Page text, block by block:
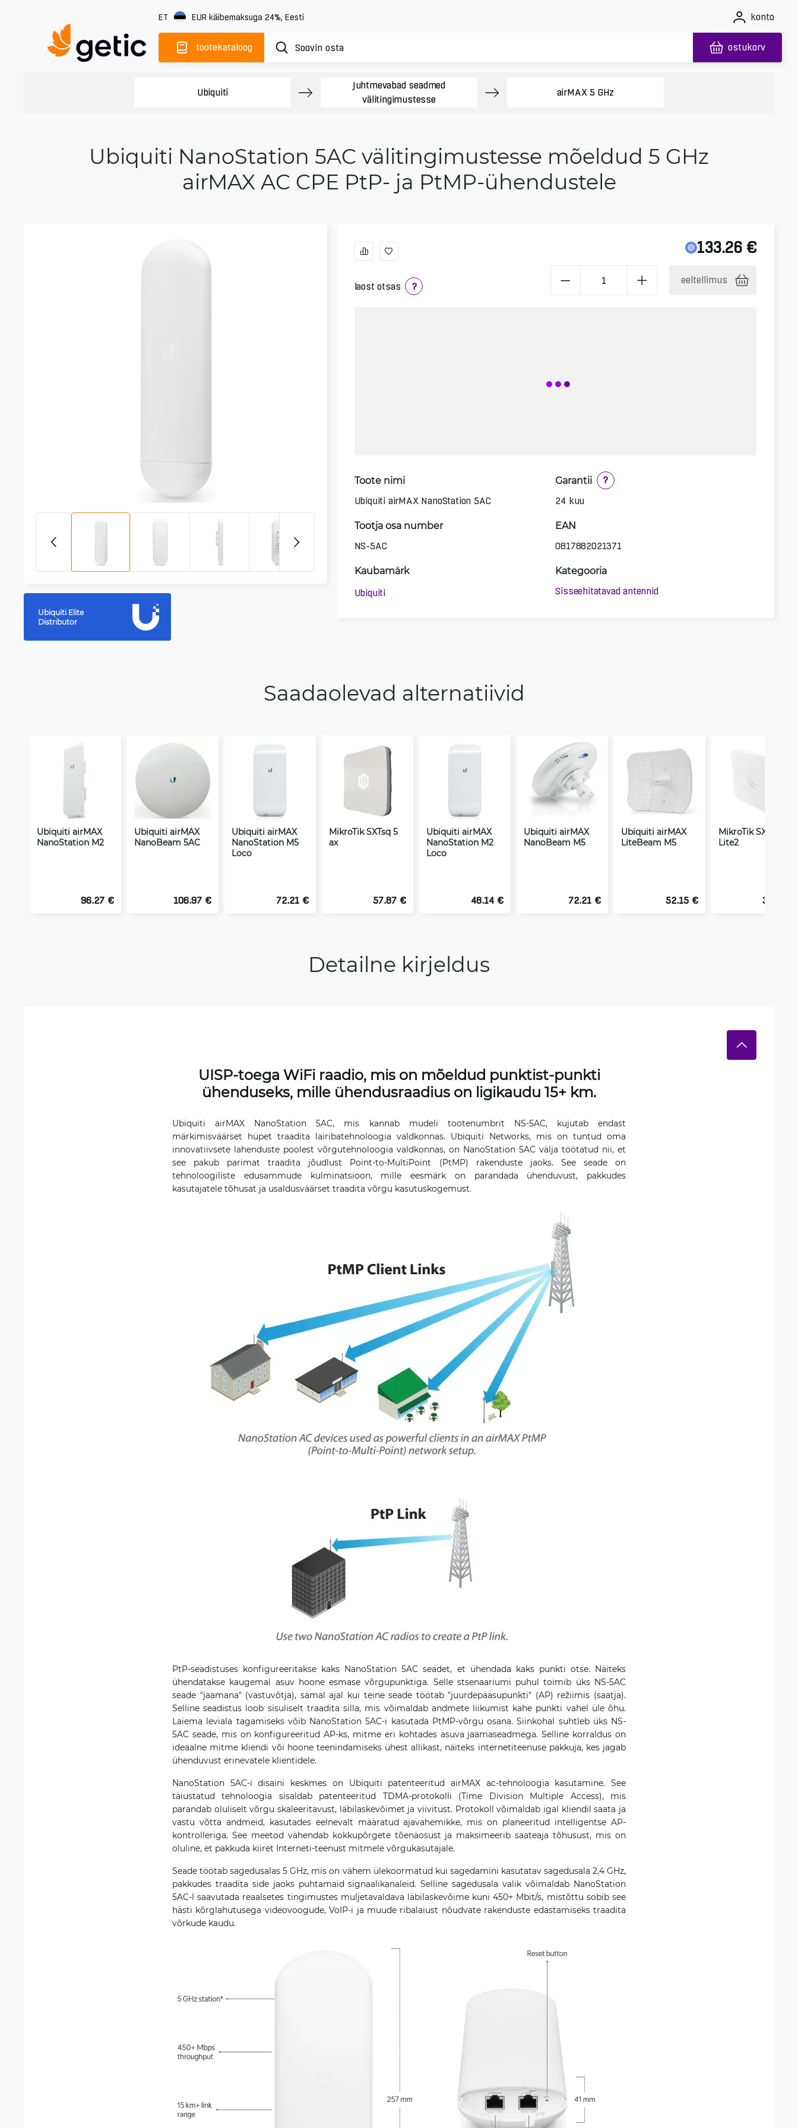
ET EUR käibemaksuga 24%, Eesti konto
tootekataloog ostukorv
Ubiquiti
Juhtmevabad seadmed
välitingimustesse
airMAX 5 GHz
Ubiquiti NanoStation 5AC välitingimustesse mõeldud 5 GHz
airMAX AC CPE PtP- ja PtMP-ühendustele
Ubiquiti Elite
Distributor
laost otsas ?
133.26 €
eeltellimus
Toote nimi
Ubiquiti airMAX NanoStation 5AC
Garantii
?
24 kuu
Tootja osa number
NS-5AC
EAN
0817882021371
Kaubamärk
Ubiquiti
Kategooria
Sisseehitatavad antennid
Saadaolevad alternatiivid
Ubiquiti airMAX
NanoStation M2
96.27 €
Ubiquiti airMAX
NanoBeam 5AC
106.97 €
Ubiquiti airMAX
NanoStation M5
Loco
72.21 €
MikroTik SXTsq 5
ax
57.87 €
Ubiquiti airMAX
NanoStation M2
Loco
48.14 €
Ubiquiti airMAX
NanoBeam M5
72.21 €
Ubiquiti airMAX
LiteBeam M5
52.15 €
MikroTik SXTsq
Lite2
38.25 €
Detailne kirjeldus
UISP-toega WiFi raadio, mis on mõeldud punktist-punkti
ühenduseks, mille ühendusraadius on ligikaudu 15+ km.
Ubiquiti airMAX NanoStation 5AC, mis kannab mudeli tootenumbrit NS-5AC, kujutab endast
märkimisväärset hüpet traadita lairibatehnoloogia valdkonnas. Ubiquiti Networks, mis on tuntud oma
innovatiivsete lahenduste poolest võrgutehnoloogia valdkonnas, on NanoStation 5AC välja töötatud nii, et
see pakub parimat traadita jõudlust Point-to-MultiPoint (PtMP) rakenduste jaoks. See seade on
tehnoloogiliste edusammude kulminatsioon, mille eesmärk on parandada ühenduvust, pakkudes
kasutajatele tõhusat ja usaldusväärset traadita võrgu kasutuskogemust.
PtP-seadistuses konfigureeritakse kaks NanoStation 5AC seadet, et ühendada kaks punkti otse. Näiteks
ühendatakse kaugemal asuv hoone esmase võrgupunktiga. Selle stsenaariumi puhul toimib üks NS-5AC
seade "jaamana" (vastuvõtja), samal ajal kui teine seade töötab "juurdepääsupunkti" (AP) režiimis (saatja).
Selline seadistus loob sisuliselt traadita silla, mis võimaldab andmete liikumist kahe punkti vahel üle õhu.
Laiema leviala tagamiseks võib NanoStation 5AC-i kasutada PtMP-võrgu osana. Siinkohal suhtleb üks NS-
5AC seade, mis on konfigureeritud AP-ks, mitme eri kohtades asuva jaamaseadmega. Selline korraldus on
ideaalne mitme kliendi või hoone teenindamiseks ühest allikast, näiteks internetiteenuse pakkuja, kes jagab
ühenduvust erinevatele klientidele.
NanoStation 5AC-i disaini keskmes on Ubiquiti patenteeritud airMAX ac-tehnoloogia kasutamine. See
täiustatud tehnoloogia sisaldab patenteeritud TDMA-protokolli (Time Division Multiple Access), mis
parandab oluliselt võrgu skaleeritavust, läbilaskevõimet ja viivitust. Protokoll võimaldab igal kliendil saata ja
vastu võtta andmeid, kasutades eelnevalt määratud ajavahemikke, mis on planeeritud intelligentse AP-
kontrolleriga. See meetod vähendab kokkupõrgete tõenäosust ja maksimeerib saateaja tõhusust, mis on
oluline, et pakkuda kiiret Interneti-teenust mitmele võrgukasutajale.
Seade töötab sagedusalas 5 GHz, mis on vähem ülekoormatud kui sagedamini kasutatav sagedusala 2,4 GHz,
pakkudes traadita side jaoks puhtamaid signaalikanaleid. Selline sagedusala valik võimaldab NanoStation
5AC-l saavutada reaalsetes tingimustes muljetavaldava läbilaskevõime kuni 450+ Mbit/s, mistõttu sobib see
hästi kõrglahutusega videovoogude, VoIP-i ja muude ribalaiust nõudvate rakenduste edastamiseks traadita
võrkude kaudu.